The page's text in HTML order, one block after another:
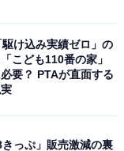
け込み実績ゼロ」の
こども110番の家」
要？ PTAが直面する
きっぷ」販売激減の裏